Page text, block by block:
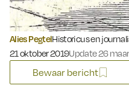
Alies PegtelHistoricus en
Gepubliceerd op:
21 oktober 2019Update 26
Bewaar bericht